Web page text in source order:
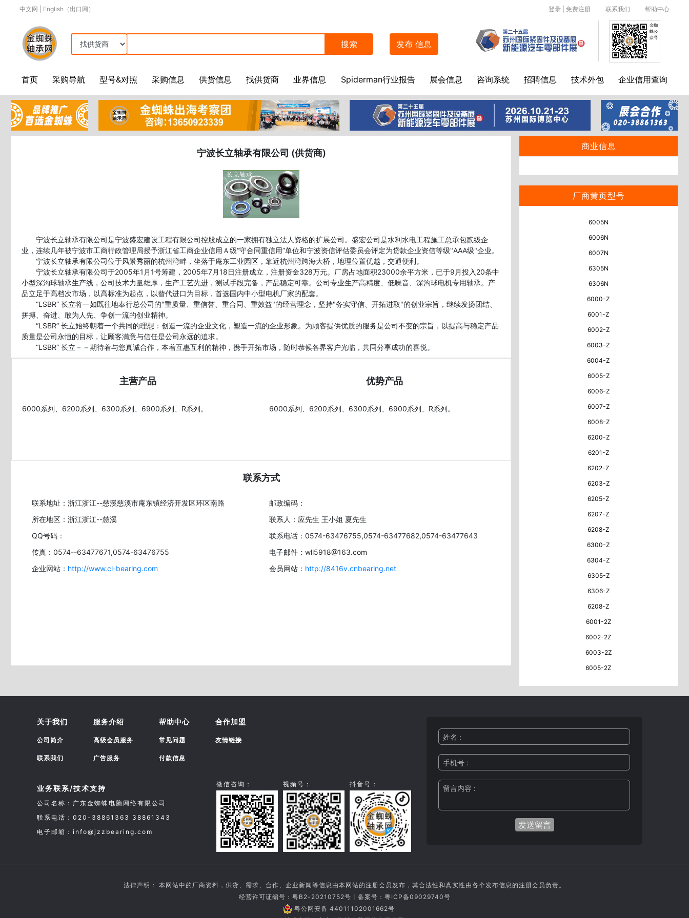
中文网 English（出口网） 联系我们 帮助中心
登录 免费注册
搜索 发布 信息
首页 采购导航 型号&对照 采购信息 供货信息 找供货商 业界信息 Spiderman行业报告 展会信息 咨询系统 招聘信息 技术外包 企业信用查询
金蜘
蛛公
众号
宁波长立轴承有限公司 (供货商)
宁波长立轴承有限公司是宁波盛宏建设工程有限公司控股成立的一家拥有独立法人资格的扩展公司。盛宏公司是水利水电工程施工总承包贰级企
业，连续几年被宁波市工商行政管理局授予浙江省工商企业信用Ａ级“守合同重信用”单位和宁波资信评估委员会评定为贷款企业资信等级"AAA级"企业。
宁波长立轴承有限公司位于风景秀丽的杭州湾畔，坐落于庵东工业园区，靠近杭州湾跨海大桥，地理位置优越，交通便利。
宁波长立轴承有限公司于2005年1月1号筹建，2005年7月18日注册成立，注册资金328万元。厂房占地面积23000余平方米，已于9月投入20条中
小型深沟球轴承生产线，公司技术力量雄厚，生产工艺先进，测试手段完备，产品稳定可靠。公司专业生产高精度、低噪音、深沟球电机专用轴承。产
品立足于高档次市场，以高标准为起点，以替代进口为目标，首选国内中小型电机厂家的配套。
“LSBR” 长立将一如既往地奉行总公司的"重质量、重信誉、重合同、重效益"的经营理念，坚持"务实守信、开拓进取"的创业宗旨，继续发扬团结、
拼搏、奋进、敢为人先、争创一流的创业精神。
“LSBR” 长立始终朝着一个共同的理想：创造一流的企业文化，塑造一流的企业形象。为顾客提供优质的服务是公司不变的宗旨，以提高与稳定产品
质量是公司永恒的目标，让顾客满意与信任是公司永远的追求。
主营产品
6000系列、6200系列、6300系列、6900系列、R系列。
优势产品
6000系列、6200系列、6300系列、6900系列、R系列。
联系方式
联系地址：浙江浙江--慈溪慈溪市庵东镇经济开发区环区南路
邮政编码：
所在地区：浙江浙江--慈溪
联系人：应先生 王小姐 夏先生
QQ号码：
联系电话：0574-63476755,0574-63477682,0574-63477643
传真：0574--63477671,0574-63476755
电子邮件：wll5918@163.com
企业网站： http://www.cl-bearing.com 会员网站： http://8416v.cnbearing.net
商业信息
厂商黄页型号
6005N
6006N
6007N
6305N
6306N
6000-Z
6001-Z
6002-Z
6003-Z
6004-Z
6005-Z
6006-Z
6007-Z
6008-Z
6200-Z
6201-Z
6202-Z
6203-Z
6205-Z
6207-Z
6208-Z
6300-Z
6304-Z
6305-Z
6306-Z
6208-Z
6001-2Z
6002-2Z
6003-2Z
6005-2Z
关于我们
公司简介
联系我们
服务介绍
高级会员服务
广告服务
帮助中心
常见问题
付款信息
合作加盟
友情链接
业务联系/技术支持
公司名称：广东金蜘蛛电脑网络有限公司
联系电话：020-38861363 38861343
电子邮箱：info@jzzbearing.com
微信咨询： 视频号： 抖音号：
姓名 :
手机号 :
留言内容 :
法律声明： 本网站中的厂商资料，供货、需求、合作、企业新闻等信息由本网站的注册会员发布，其合法性和真实性由各个发布信息的注册会员负责。
经营许可证编号：粤B2-20210752号丨备案号： 粤ICP备09029740号
粤公网安备 44011102001662号